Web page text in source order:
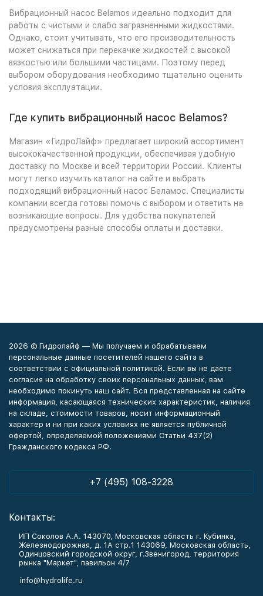
Вибрационный насос Belamos идеально подходит для
работы с чистыми и слабо загрязненными жидкостями.
Однако, стоит учитывать, что его производительность
может снижаться при перекачке жидкостей с высокой
вязкостью или большими частицами. Поэтому перед
выбором оборудования необходимо тщательно оценить
условия эксплуатации.
Где купить вибрационный насос Belamos?
Магазин «ГидроЛайф» предлагает широкий ассортимент
высококачественной продукции, обеспечивая удобную
доставку по Москве и всей территории России. Клиенты
могут легко изучить каталог на сайте и выбрать
подходящий вибрационный насос Беламос. Специалисты
компании всегда готовы помочь с выбором и ответить на
возникающие вопросы. Для удобства покупателей
предусмотрены разные способы оплаты и доставки.
2026 © Гидролайф — Мы получаем и обрабатываем
персональные данные посетителей нашего сайта в
соответствии с официальной политикой. Если вы не даете
согласия на обработку своих персональных данных, вам
необходимо покинуть наш сайт. Вся представленная на сайте
информация, касающаяся технических характеристик, наличия
на складе, стоимости товаров, носит информационный
характер и ни при каких условиях не является публичной
офертой, определяемой положениями Статьи 437(2)
Гражданского кодекса РФ.
+7 (495) 108-3228
Контакты:
ИП Соколов А.А. 143070, Московская область г. Кубинка,
Железнодорожная, д. 1А стр.1 143069, Московская область,
Одинцовский городской округ, г.Звенигород, территория
рынка "Маркет", павильон 4/7
info@hydrolife.ru